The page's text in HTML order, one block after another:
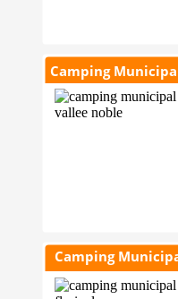
Camping
Camping